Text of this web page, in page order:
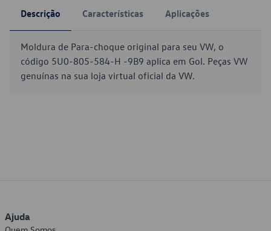
Descrição Características Aplicações
Moldura de Para-choque original para seu VW, o
código 5U0-805-584-H -9B9 aplica em Gol. Peças VW
genuínas na sua loja virtual oficial da VW.
Ajuda